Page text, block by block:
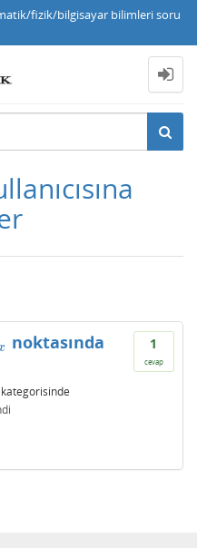
fizik/bilgisayar bilimleri soru
1
cevap
x noktasında